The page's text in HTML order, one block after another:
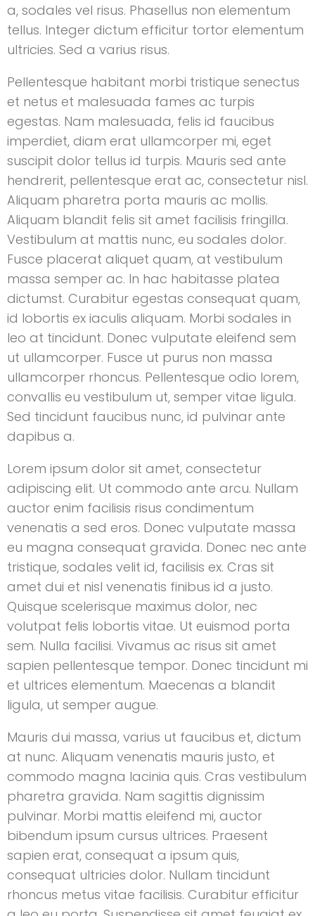
a, sodales vel risus. Phasellus non elementum
tellus. Integer dictum efficitur tortor elementum
ultricies. Sed a varius risus.
Pellentesque habitant morbi tristique senectus
et netus et malesuada fames ac turpis
egestas. Nam malesuada, felis id faucibus
imperdiet, diam erat ullamcorper mi, eget
suscipit dolor tellus id turpis. Mauris sed ante
hendrerit, pellentesque erat ac, consectetur nisl.
Aliquam pharetra porta mauris ac mollis.
Aliquam blandit felis sit amet facilisis fringilla.
Vestibulum at mattis nunc, eu sodales dolor.
Fusce placerat aliquet quam, at vestibulum
massa semper ac. In hac habitasse platea
dictumst. Curabitur egestas consequat quam,
id lobortis ex iaculis aliquam. Morbi sodales in
leo at tincidunt. Donec vulputate eleifend sem
ut ullamcorper. Fusce ut purus non massa
ullamcorper rhoncus. Pellentesque odio lorem,
convallis eu vestibulum ut, semper vitae ligula.
Sed tincidunt faucibus nunc, id pulvinar ante
dapibus a.
Lorem ipsum dolor sit amet, consectetur
adipiscing elit. Ut commodo ante arcu. Nullam
auctor enim facilisis risus condimentum
venenatis a sed eros. Donec vulputate massa
eu magna consequat gravida. Donec nec ante
tristique, sodales velit id, facilisis ex. Cras sit
amet dui et nisl venenatis finibus id a justo.
Quisque scelerisque maximus dolor, nec
volutpat felis lobortis vitae. Ut euismod porta
sem. Nulla facilisi. Vivamus ac risus sit amet
sapien pellentesque tempor. Donec tincidunt mi
et ultrices elementum. Maecenas a blandit
ligula, ut semper augue.
Mauris dui massa, varius ut faucibus et, dictum
at nunc. Aliquam venenatis mauris justo, et
commodo magna lacinia quis. Cras vestibulum
pharetra gravida. Nam sagittis dignissim
pulvinar. Morbi mattis eleifend mi, auctor
bibendum ipsum cursus ultrices. Praesent
sapien erat, consequat a ipsum quis,
consequat ultricies dolor. Nullam tincidunt
rhoncus metus vitae facilisis. Curabitur efficitur